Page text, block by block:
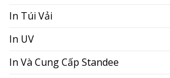
In Túi Vải
In UV
In Và Cung Cấp Standee